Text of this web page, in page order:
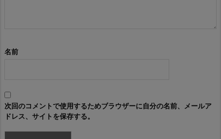
名前
次回のコメントで使用するためブラウザーに自分の名前、メールア
ドレス、サイトを保存する。